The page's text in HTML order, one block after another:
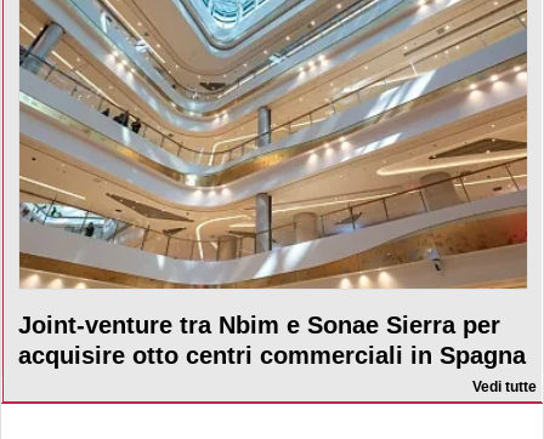
Joint-venture tra Nbim e Sonae Sierra per
acquisire otto centri commerciali in Spagna
Vedi tutte